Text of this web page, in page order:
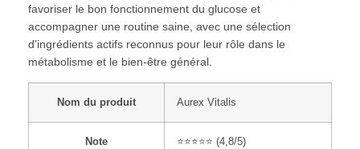
favoriser le bon fonctionnement du glucose et
accompagner une routine saine, avec une sélection
d’ingrédients actifs reconnus pour leur rôle dans le
métabolisme et le bien-être général.
Nom du produit Aurex Vitalis
Note ⭐⭐⭐⭐⭐ (4,8/5)